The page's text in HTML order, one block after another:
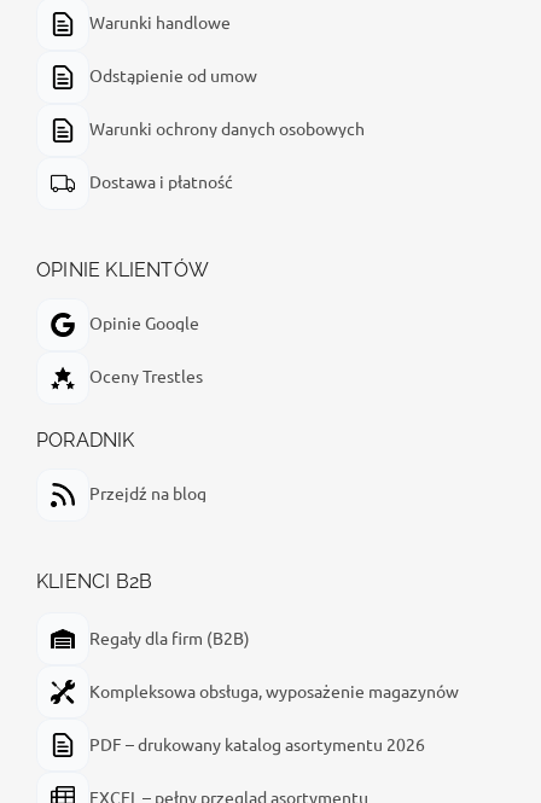
Warunki handlowe
Odstąpienie od umow
Warunki ochrony danych osobowych
Dostawa i płatność
OPINIE KLIENTÓW
Opinie Google
Oceny Trestles
PORADNIK
Przejdź na blog
KLIENCI B2B
Regały dla firm (B2B)
Kompleksowa obsługa, wyposażenie magazynów
PDF – drukowany katalog asortymentu 2026
EXCEL – pełny przegląd asortymentu